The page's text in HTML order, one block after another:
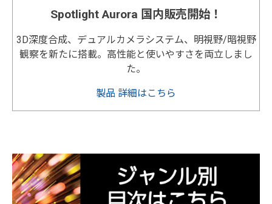
Spotlight Aurora 国内販売開始！
3D深度合成、デュアルカメラシステム、明視野/暗視野
観察を新たに搭載。高性能と使いやすさを両立しまし
た。
製品 詳細はこちら